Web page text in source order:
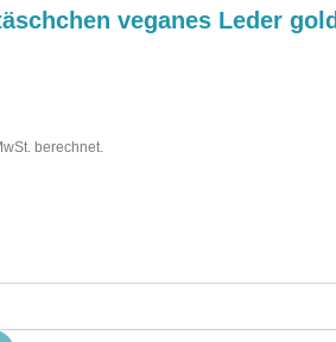
veganes Leder gold
berechnet.